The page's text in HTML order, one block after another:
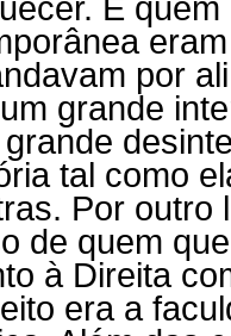
E
por
grande
tal como
Por outro
de quem
à Direita
era a